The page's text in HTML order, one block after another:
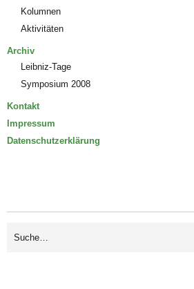
Kolumnen
Aktivitäten
Archiv
Leibniz-Tage
Symposium 2008
Kontakt
Impressum
Datenschutzerklärung